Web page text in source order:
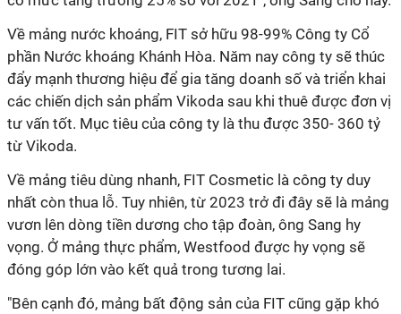
Về mảng nước khoáng, FIT sở hữu 98-99% Công ty Cổ
phần Nước khoáng Khánh Hòa. Năm nay công ty sẽ thúc
đẩy mạnh thương hiệu để gia tăng doanh số và triển khai
các chiến dịch sản phẩm Vikoda sau khi thuê được đơn vị
tư vấn tốt. Mục tiêu của công ty là thu được 350- 360 tỷ
từ Vikoda.
Về mảng tiêu dùng nhanh, FIT Cosmetic là công ty duy
nhất còn thua lỗ. Tuy nhiên, từ 2023 trở đi đây sẽ là mảng
vươn lên dòng tiền dương cho tập đoàn, ông Sang hy
vọng. Ở mảng thực phẩm, Westfood được hy vọng sẽ
đóng góp lớn vào kết quả trong tương lai.
"Bên cạnh đó, mảng bất động sản của FIT cũng gặp khó